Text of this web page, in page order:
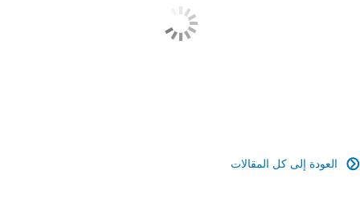
العودة إلى كل المقالات 